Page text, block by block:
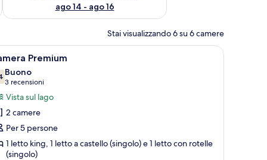
ago 14 - ago 16
Stai visualizzando 6 su 6 camere
montagne e una statuetta sul letto.
motivo a teschio e ossa incrociate, pareti in legno, una finestra vista
Una stanza con un letto decorato con un
29 Premium
su 10
Buono
3 recensioni
(3
recensioni)
Vista sul lago
2 camere
Per 5 persone
1 letto king, 1 letto a castello (singolo) e 1 letto con rotelle
(singolo)